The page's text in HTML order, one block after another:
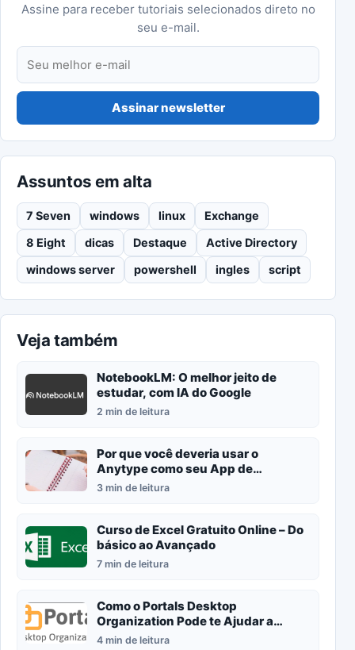
Assine para receber tutoriais selecionados direto no
seu e-mail.
Seu e-mail
Assinar newsletter
Assuntos em alta
7 Seven windows linux
Exchange
8 Eight
dicas Destaque
Active Directory
windows server
powershell ingles script
Veja também
NotebookLM: O melhor jeito de
estudar, com IA do Google
2 min de leitura
Por que você deveria usar o
Anytype como seu App de
anotações (e não o Evernote, Notion
3 min de leitura
Curso de Excel Gratuito Online – Do
básico ao Avançado
7 min de leitura
Como o Portals Desktop
Organization Pode te Ajudar a
organizar sua área de trabalho
4 min de leitura